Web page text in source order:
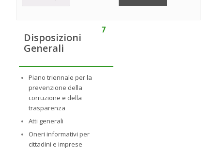
7
Disposizioni
Generali
Piano triennale per la
prevenzione della
corruzione e della
trasparenza
Atti generali
Oneri informativi per
cittadini e imprese